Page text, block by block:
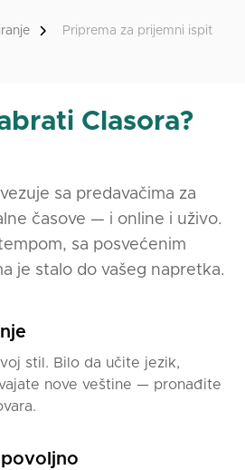
Priprema za prijemni ispit
Clasora?
sa predavačima za
časove — i online i uživo.
sa posvećenim
je stalo do vašeg napretka.
stil. Bilo da učite jezik,
nove veštine — pronađite